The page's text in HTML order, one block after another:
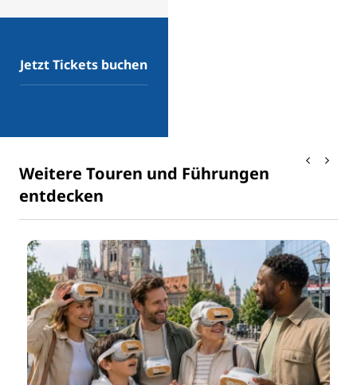
Jetzt Tickets buchen
Weitere Touren und Führungen
entdecken